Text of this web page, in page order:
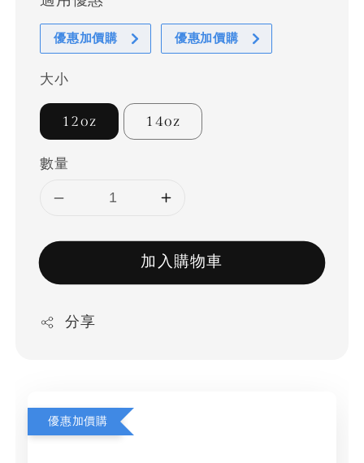
優惠加價購 優惠加價購
大小
12oz 14oz
數量
加入購物車
分享
優惠加價購